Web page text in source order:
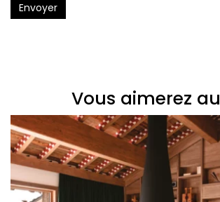
Envoyer
Vous aimerez